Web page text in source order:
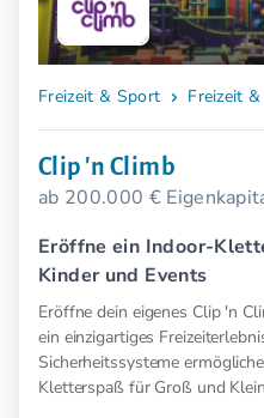
Freizeit & Sport Freizeit
Clip 'n Climb
ab 200.000 €
Eröffne ein Indoor-
Kinder und Events
Eröffne dein eigenes Clip 'n
ein einzigartiges
Sicherheitssysteme
Kletterspaß für Groß und